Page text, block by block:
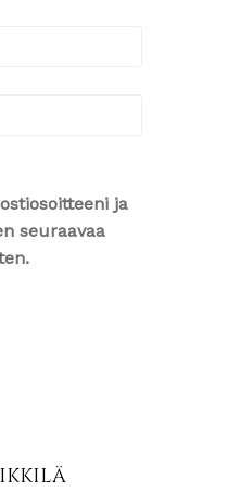
ja
seuraavaa